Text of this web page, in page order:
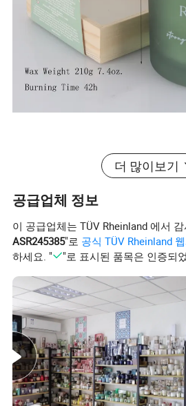
15년의 역사를 가진 칭다오
로 가득 찬 양초, 리드 디퓨
초, 무염 LED 캔들 등 다양
헤네시, M&S와 같은 세계
급업체로서우리는 소중𝕜
을 얻었습니다.
더 많이보기
공급업체 정보
이 공급업체는 TÜV Rheinland 에서
ASR245385"로 공식 TÜV Rheinland
하세요. "
"로 표시된 품목은 인증되